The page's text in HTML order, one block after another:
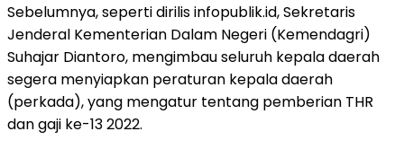
Sebelumnya, seperti dirilis infopublik.id, Sekretaris
Jenderal Kementerian Dalam Negeri (Kemendagri)
Suhajar Diantoro, mengimbau seluruh kepala daerah
segera menyiapkan peraturan kepala daerah
(perkada), yang mengatur tentang pemberian THR
dan gaji ke-13 2022.